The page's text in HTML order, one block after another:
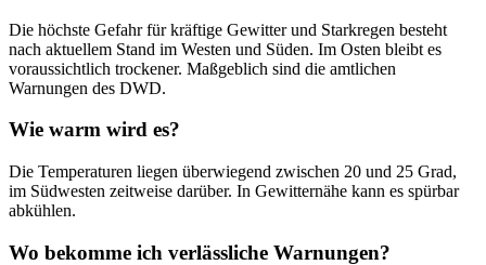
Die höchste Gefahr für kräftige Gewitter und Starkregen besteht
nach aktuellem Stand im Westen und Süden. Im Osten bleibt es
voraussichtlich trockener. Maßgeblich sind die amtlichen
Warnungen des DWD.
Wie warm wird es?
Die Temperaturen liegen überwiegend zwischen 20 und 25 Grad,
im Südwesten zeitweise darüber. In Gewitternähe kann es spürbar
abkühlen.
Wo bekomme ich verlässliche Warnungen?